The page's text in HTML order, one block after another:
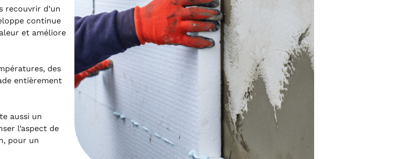
recouvrir d’un
continue
et améliore
des
entièrement
aussi un
l’aspect de
pour un